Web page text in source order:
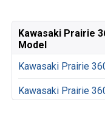
Kawasaki Prairie
Model
Kawasaki Prairie
Kawasaki Prairie